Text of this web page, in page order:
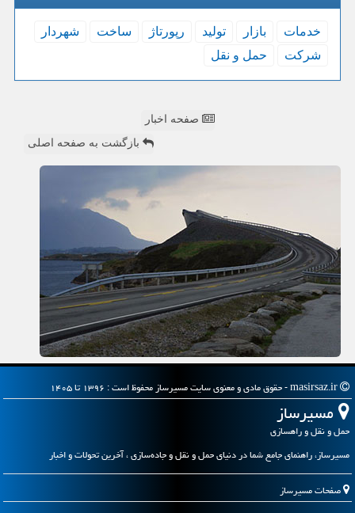
خدمات بازار تولید رپورتاژ ساخت
شهردار
شركت
حمل و نقل
صفحه اخبار
بازگشت به صفحه اصلی
مسیرساز
حمل و نقل و راهسازی
مسیرساز، راهنمای جامع شما در دنیای حمل و نقل و جاده‌سازی ، آخرین تحولات و اخبار
صفحات مسیرساز